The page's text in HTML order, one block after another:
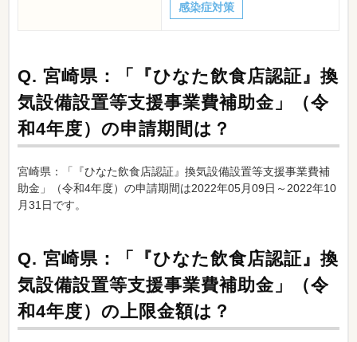
感染症対策
Q. 宮崎県：「『ひなた飲食店認証』換
気設備設置等支援事業費補助金」（令
和4年度）の申請期間は？
宮崎県：「『ひなた飲食店認証』換気設備設置等支援事業費補
助金」（令和4年度）の申請期間は2022年05月09日～2022年10
月31日です。
Q. 宮崎県：「『ひなた飲食店認証』換
気設備設置等支援事業費補助金」（令
和4年度）の上限金額は？